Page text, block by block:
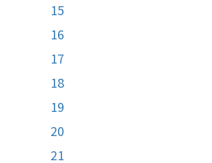
15
16
17
18
19
20
21